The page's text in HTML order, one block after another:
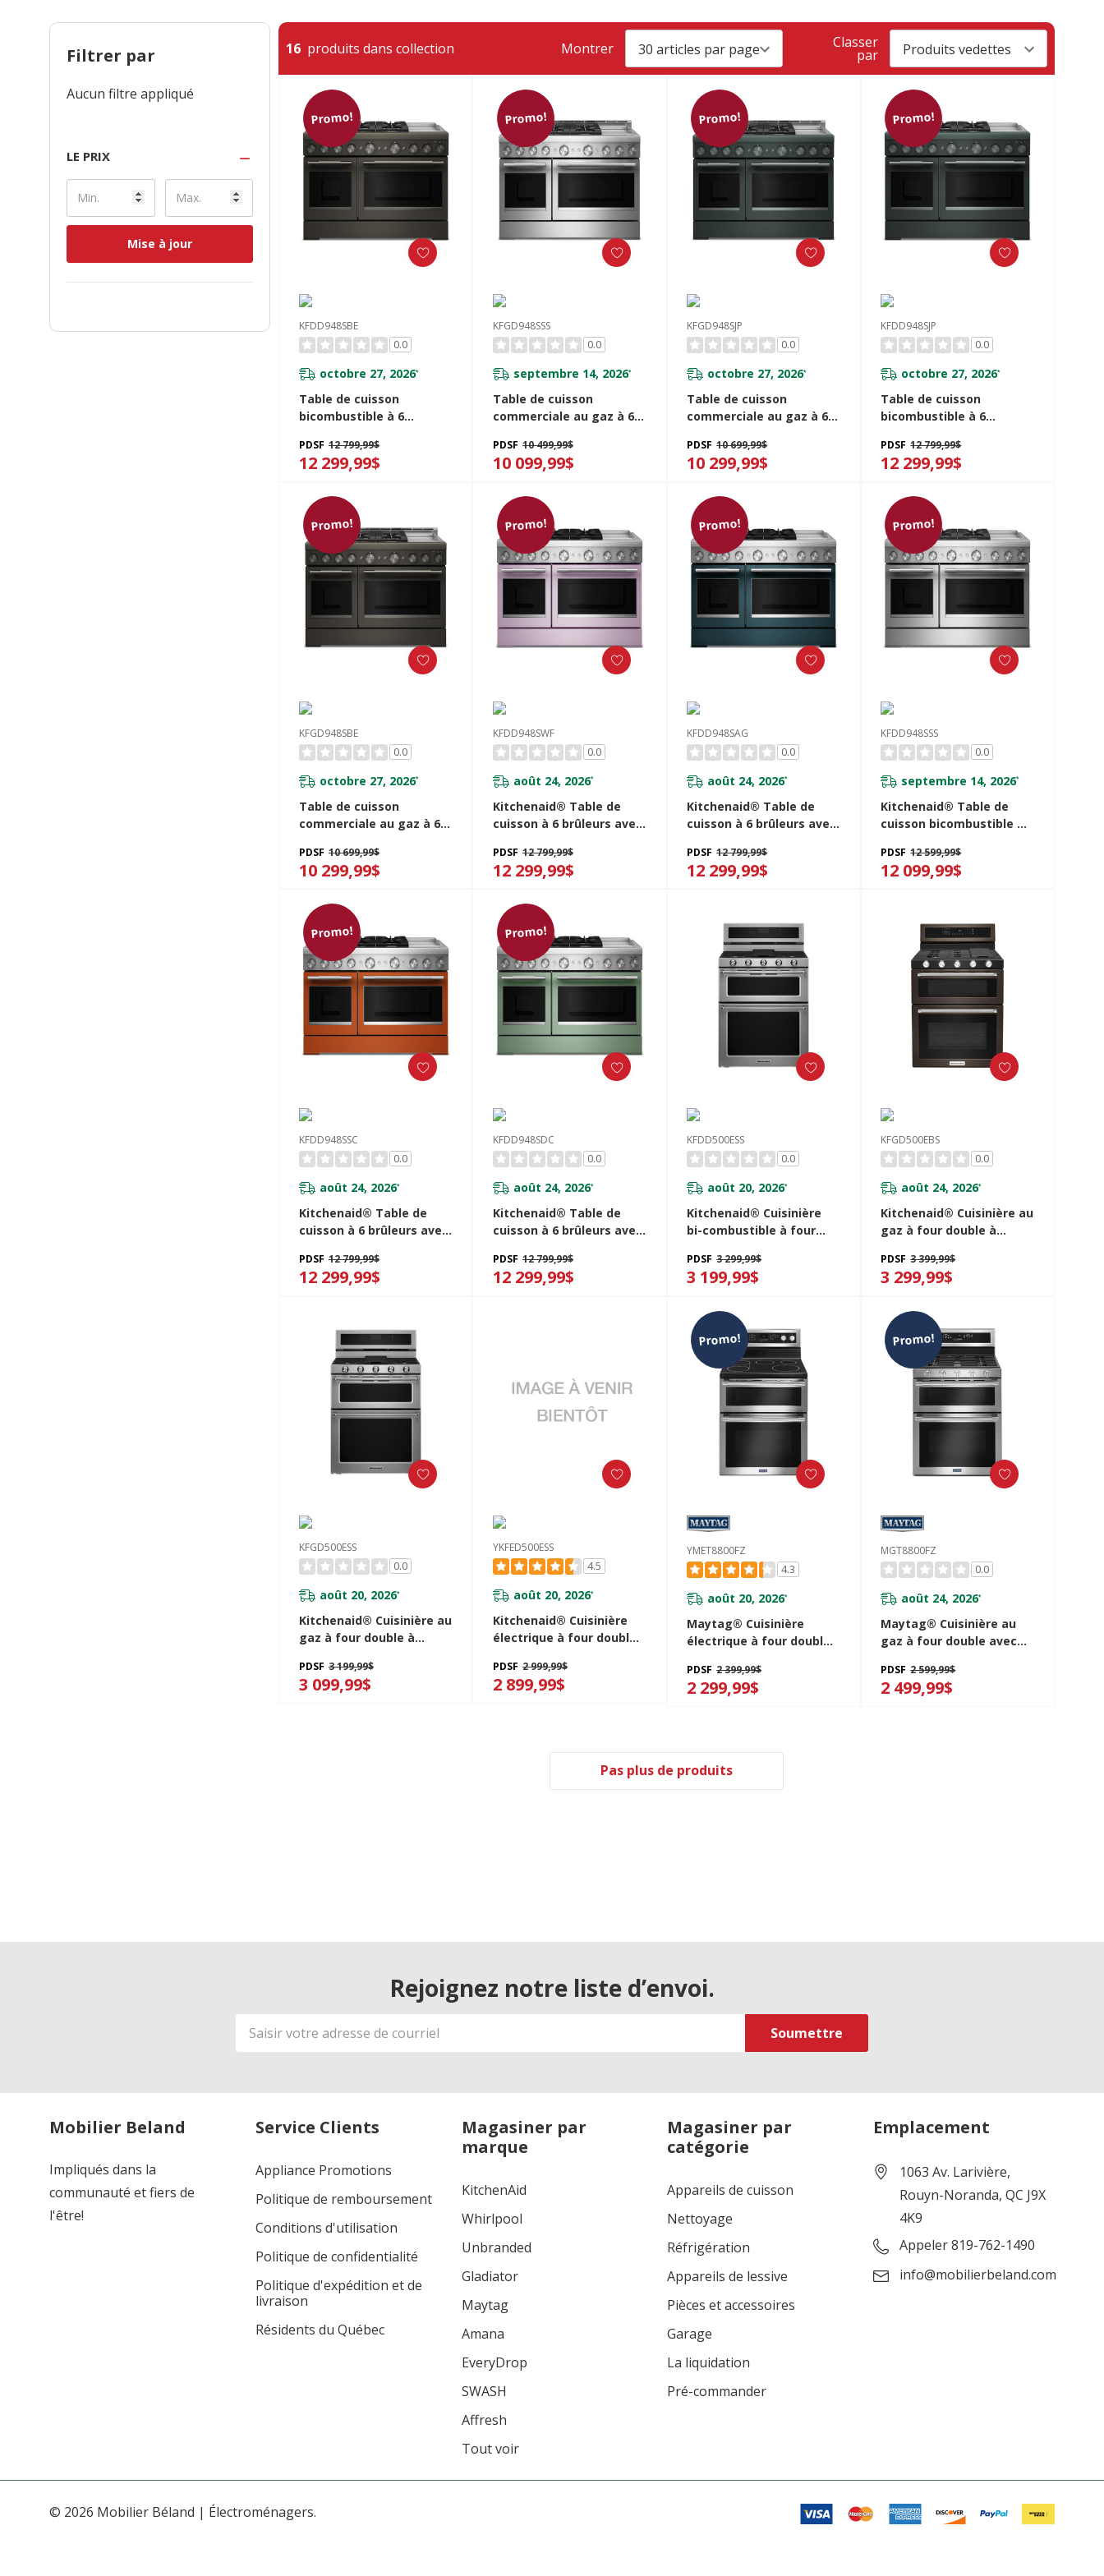
Filtrer par
Aucun filtre appliqué
LE PRIX
Mise à jour
16 produits dans collection Montrer Classer
par
Promo!
KFDD948SBE
0.0
octobre 27, 2026*
Table de cuisson
bicombustible à 6
chauffante KitchenAid®
de 48 po KFDD948SBE
PDSF 12 799,99$
12 299,99$
Promo!
KFGD948SSS
0.0
septembre 14, 2026*
Table de cuisson
commerciale au gaz à 6
chauffante KitchenAid®
de 48 po KFGD948SSS
PDSF 10 499,99$
10 099,99$
Promo!
KFGD948SJP
0.0
octobre 27, 2026*
Table de cuisson
commerciale au gaz à 6
chauffante KitchenAid®
de 48 po KFGD948SJP
PDSF 10 699,99$
10 299,99$
Promo!
KFDD948SJP
0.0
octobre 27, 2026*
Table de cuisson
bicombustible à 6
chauffante KitchenAid®
de 48 po KFDD948SJP
PDSF 12 799,99$
12 299,99$
Promo!
KFGD948SBE
0.0
octobre 27, 2026*
Table de cuisson
commerciale au gaz à 6
chauffante KitchenAid®
de 48 po KFGD948SBE
PDSF 10 699,99$
10 299,99$
Promo!
KFDD948SWF
0.0
août 24, 2026*
Kitchenaid® Table de
cuisson à 6 brûleurs avec
bicombustible de 48 po
KFDD948SWF
PDSF 12 799,99$
12 299,99$
Promo!
KFDD948SAG
0.0
août 24, 2026*
Kitchenaid® Table de
cuisson à 6 brûleurs avec
bicombustible de 48 po
KFDD948SAG
PDSF 12 799,99$
12 299,99$
Promo!
KFDD948SSS
0.0
septembre 14, 2026*
Kitchenaid® Table de
cuisson bicombustible à
chauffante de 48 po
KFDD948SSS
PDSF 12 599,99$
12 099,99$
Promo!
KFDD948SSC
0.0
août 24, 2026*
Kitchenaid® Table de
cuisson à 6 brûleurs avec
bicombustible de 48 po
KFDD948SSC
PDSF 12 799,99$
12 299,99$
Promo!
KFDD948SDC
0.0
août 24, 2026*
Kitchenaid® Table de
cuisson à 6 brûleurs avec
bicombustible de 48 po
KFDD948SDC
PDSF 12 799,99$
12 299,99$
KFDD500ESS
0.0
août 20, 2026*
Kitchenaid® Cuisinière
bi-combustible à four
5 brûleurs - 30 po
KFDD500ESS
PDSF 3 299,99$
3 199,99$
KFGD500EBS
0.0
août 24, 2026*
Kitchenaid® Cuisinière au
gaz à four double à
30 po KFGD500EBS
PDSF 3 399,99$
3 299,99$
KFGD500ESS
0.0
août 20, 2026*
Kitchenaid® Cuisinière au
gaz à four double à
brûleurs - 30 po
KFGD500ESS
PDSF 3 199,99$
3 099,99$
YKFED500ESS
4.5
août 20, 2026*
Kitchenaid® Cuisinière
électrique à four double
éléments - 30 po
YKFED500ESS
PDSF 2 999,99$
2 899,99$
Promo!
YMET8800FZ
4.3
août 20, 2026*
Maytag® Cuisinière
électrique à four double
30 po - 6.7 pi cu
YMET8800FZ
PDSF 2 399,99$
2 299,99$
Promo!
MGT8800FZ
0.0
août 24, 2026*
Maytag® Cuisinière au
gaz à four double avec
po - 6 pi cu MGT8800FZ
PDSF 2 599,99$
2 499,99$
Pas plus de produits
Rejoignez notre liste d’envoi.
Adresse
de
Mobilier Beland
Impliqués dans la
communauté et fiers de
l'être!
Service Clients
Appliance Promotions
Politique de remboursement
Conditions d'utilisation
Politique de confidentialité
Politique d'expédition et de
livraison
Résidents du Québec
Magasiner par
marque
KitchenAid
Whirlpool
Unbranded
Gladiator
Maytag
Amana
EveryDrop
SWASH
Affresh
Tout voir
Magasiner par
catégorie
Appareils de cuisson
Nettoyage
Réfrigération
Appareils de lessive
Pièces et accessoires
Garage
La liquidation
Pré-commander
Emplacement
1063 Av. Larivière,
Rouyn-Noranda, QC J9X
4K9
Appeler 819-762-1490
info@mobilierbeland.com
© 2026 Mobilier Béland | Électroménagers.